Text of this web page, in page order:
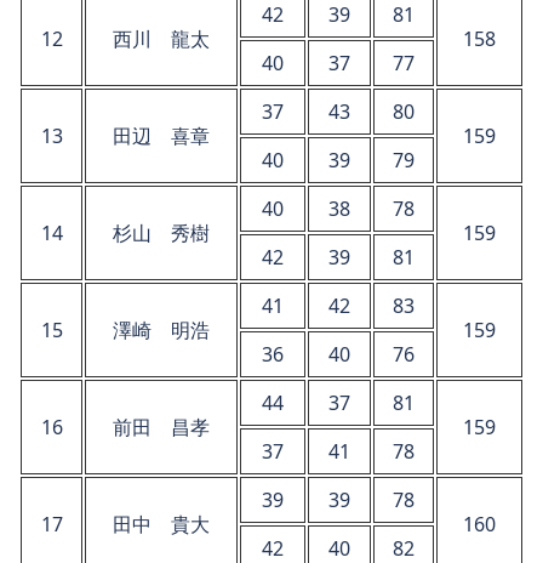
12 西川 龍太
42 39
81
158
40
37 77
13 田辺 喜章
37 43
80
159
40
39 79
14 杉山 秀樹
40 38
78
159
42
39 81
15 澤崎 明浩
41 42
83
159
36
40 76
16 前田 昌孝
44 37
81
159
37
41 78
17 田中 貴大
39 39
78
160
42
40 82